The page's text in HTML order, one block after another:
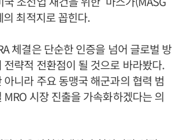
의 최적지로 꼽힌다.
체결은 단순한 인증을 넘어 글로벌 방
전략적 전환점이 될 것으로 바라봤다.
니라 주요 동맹국 해군과의 협력 범
시장 진출을 가속화하겠다는 의